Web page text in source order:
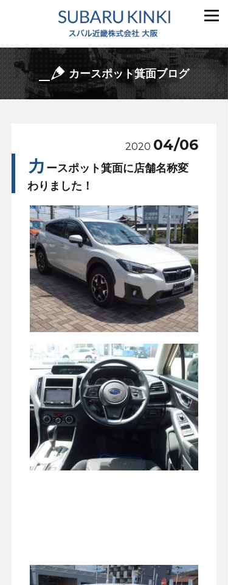
カースポット箕面ブログ
2020 04/06
カ ースポット箕面に店舗名称変
わりました！